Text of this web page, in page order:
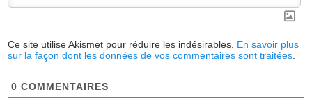
Ce site utilise Akismet pour réduire les indésirables. En savoir plus
sur la façon dont les données de vos commentaires sont traitées
0 COMMENTAIRES